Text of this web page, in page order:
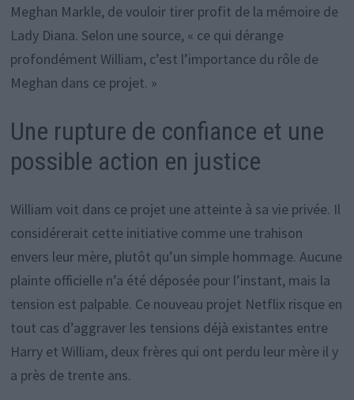
Meghan Markle, de vouloir tirer profit de la mémoire de
Lady Diana. Selon une source, « ce qui dérange
profondément William, c’est l’importance du rôle de
Meghan dans ce projet. »
Une rupture de confiance et une
possible action en justice
William voit dans ce projet une atteinte à sa vie privée. Il
considérerait cette initiative comme une trahison
envers leur mère, plutôt qu’un simple hommage. Aucune
plainte officielle n’a été déposée pour l’instant, mais la
tension est palpable. Ce nouveau projet Netflix risque en
tout cas d’aggraver les tensions déjà existantes entre
Harry et William, deux frères qui ont perdu leur mère il y
a près de trente ans.